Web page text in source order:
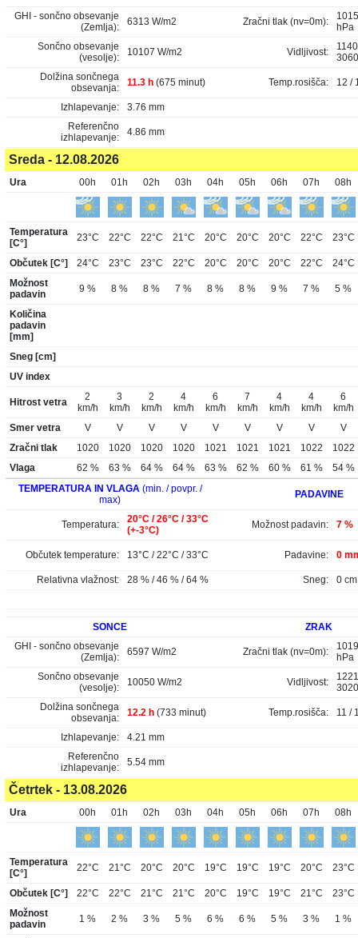
GHI - sončno obsevanje
(Zemlja):
6313 W/m2 Zračni tlak (nv=0m):
hPa
Sončno obsevanje
(vesolje):
10107 W/m2 Vidljivost:
Dolžina sončnega
obsevanja:
11.3 h (675 minut) Temp.rosišča: 12 /
Izhlapevanje:
3.76 mm
Referenčno
izhlapevanje:
4.86 mm
Sreda - 12.08.2026
Ura 00h 01h 02h 03h 04h 05h 06h 07h 08h
Temperatura
[C°]
23°C 22°C 22°C 21°C 20°C 20°C 20°C 22°C 23°C
Občutek [C°] 24°C 23°C 23°C 22°C 20°C 20°C 20°C 22°C
24°C
Možnost
padavin
9 % 8 % 8 % 7 % 8 % 8 % 9 % 7 % 5 %
Količina
padavin
[mm]
Sneg [cm]
UV index
Hitrost vetra
2
km/h
3
km/h
2
km/h
4
km/h
6
km/h
7
km/h
4
km/h
4
km/h
6
km/h
Smer vetra
V V V V V V V V
V
Zračni tlak
1020 1020 1020 1020 1021 1021 1021 1022
1022
Vlaga
62 % 63 % 64 % 64 % 63 % 62 % 60 % 61 %
54 %
TEMPERATURA IN VLAGA (min. / povpr. /
max)
PADAVINE
Temperatura:
20°C / 26°C / 33°C
(+-3°C)
Možnost padavin: 7 %
Občutek temperature: 13°C / 22°C / 33°C Padavine: 0
Relativna vlažnost: 28 % / 46 % / 64 % Sneg: 0 cm
SONCE
ZRAK
GHI - sončno obsevanje
(Zemlja):
6597 W/m2 Zračni tlak (nv=0m):
hPa
Sončno obsevanje
(vesolje):
10050 W/m2 Vidljivost:
Dolžina sončnega
obsevanja:
12.2 h (733 minut) Temp.rosišča: 11 /
Izhlapevanje:
4.21 mm
Referenčno
izhlapevanje:
5.54 mm
Četrtek - 13.08.2026
Ura 00h 01h 02h 03h 04h 05h 06h 07h 08h
Temperatura
[C°]
22°C 21°C 20°C 20°C 19°C 19°C 19°C 20°C 23°C
Občutek [C°] 22°C 22°C 21°C 21°C 20°C 19°C 19°C 21°C
23°C
Možnost
padavin
1 % 2 % 3 % 5 % 6 % 6 % 5 % 3 % 1 %